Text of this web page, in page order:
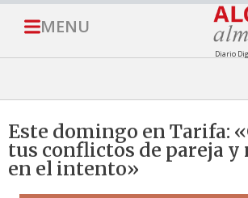
MENU
Diario
Este domingo en Tarifa:
tus conflictos de pareja
en el intento»